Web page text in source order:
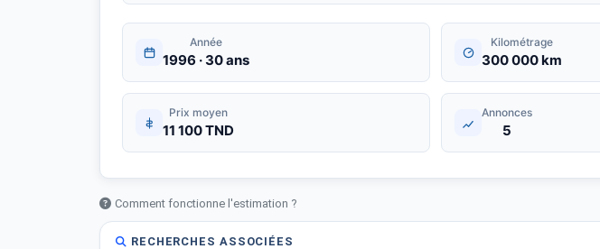
Année
1996 · 30 ans
Kilométrage
300 000 km
Prix moyen
11 100 TND
Annonces
5
Comment fonctionne l'estimation ?
RECHERCHES ASSOCIÉES